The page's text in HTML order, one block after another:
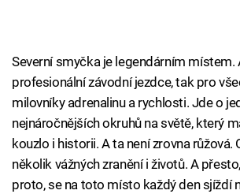
Severní smyčka je legendárním místem.
profesionální závodní jezdce, tak pro
milovníky adrenalinu a rychlosti. Jde o
nejnáročnějších okruhů na světě, který
kouzlo i historii. A ta není zrovna růžová.
několik vážných zranění i životů. A
proto, se na toto místo každý den sjíždí